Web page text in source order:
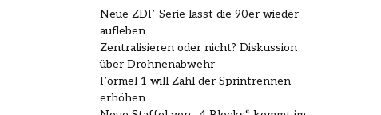
Neue ZDF-Serie lässt die 90er wieder
aufleben
Zentralisieren oder nicht? Diskussion
über Drohnenabwehr
Formel 1 will Zahl der Sprintrennen
erhöhen